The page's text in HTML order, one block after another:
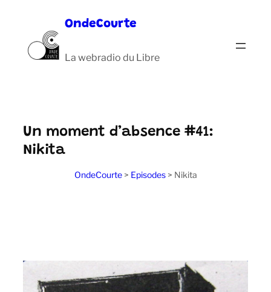
contenu
OndeCourte
La webradio du Libre
Un moment d’absence #41:
Nikita
OndeCourte> Episodes> Nikita